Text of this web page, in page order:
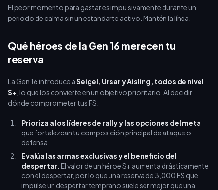
El peor momento para gastar es impulsivamente durante un
periodo de calma sin un estandarte activo. Mantén la línea.
Qué héroes de la Gen 16 merecen tu
reserva
La Gen 16 introduce aSeigel, Ursar y Aisling, todos de nivel
S+ , lo que los convierte en un objetivo prioritario. Al decidir
dónde comprometer tus FS:
Prioriza a los líderes de rally y las opciones del meta
que fortalezcan tu composición principal de ataque o
defensa.
Evalúa las armas exclusivas y el beneficio del
despertar. El valor de un héroe S+ aumenta drásticamente
con el despertar, por lo que una reserva de 3,000 FS que
impulse un despertar temprano suele ser mejor que una